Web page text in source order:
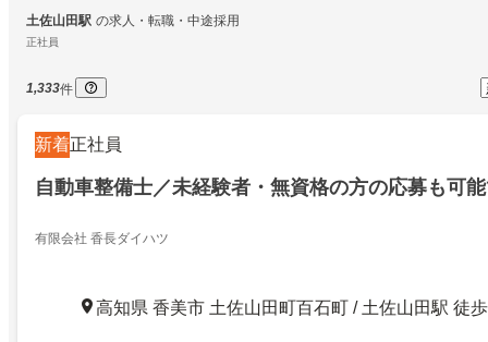
土佐山田駅 の求人・転職・中途採用
正社員
1,333件
新着正社員
自動車整備士／未経験者・無資格の方の応募も可
有限会社 香長ダイハツ
高知県 香美市 土佐山田町百石町 / 土佐山田駅 徒